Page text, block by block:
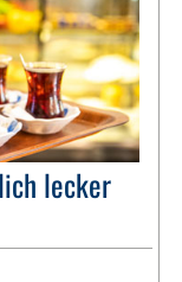
lecker